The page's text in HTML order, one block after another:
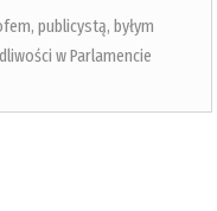
publicystą, byłym
w Parlamencie